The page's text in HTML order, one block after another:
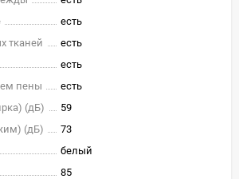
есть
тканей
есть
есть
пены
есть
(дБ)
59
(дБ)
73
белый
85